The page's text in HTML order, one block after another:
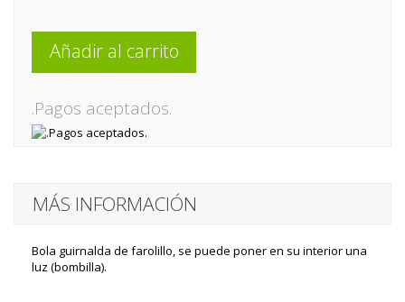
Añadir al carrito
.Pagos aceptados.
MÁS INFORMACIÓN
Bola guirnalda de farolillo, se puede poner en su interior una
luz (bombilla).